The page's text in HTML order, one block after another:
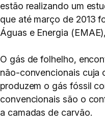
estão realizando um
que até março de 2013
Águas e Energia
O gás de folhelho,
não-convencionais cuja
produzem o gás fóssil
convencionais são o
a camadas de carvão.